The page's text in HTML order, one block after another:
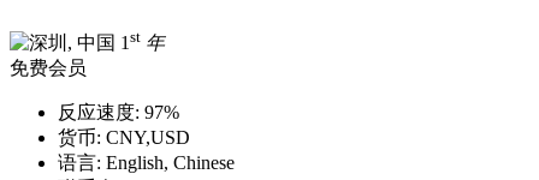
1 st 年
免费会员
反应速度: 97%
货币: CNY,USD
语言: English, Chinese